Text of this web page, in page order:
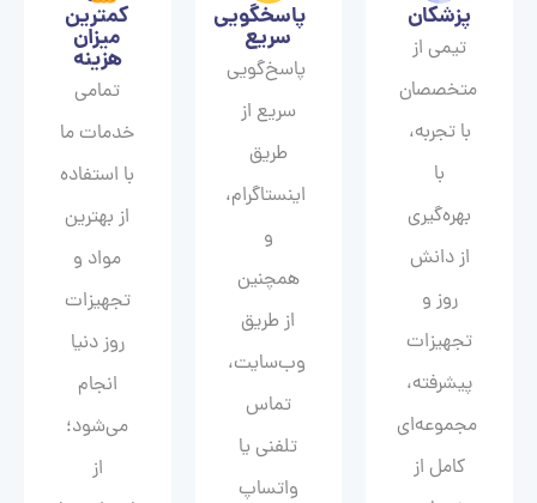
پزشکان
تیمی از
متخصصان
با تجربه،
با
بهره‌گیری
از دانش
روز و
تجهیزات
پیشرفته،
مجموعه‌ای
کامل از
پاسخگویی
سریع
پاسخ‌گویی
سریع از
طریق
اینستاگرام،
و
همچنین
از طریق
وب‌سایت،
تماس
تلفنی یا
واتساپ
کمترین
میزان
هزینه
تمامی
خدمات ما
با استفاده
از بهترین
مواد و
تجهیزات
روز دنیا
انجام
می‌شود؛
از